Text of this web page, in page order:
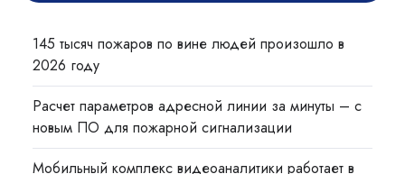
145 тысяч пожаров по вине людей произошло в
2026 году
Расчет параметров адресной линии за минуты – с
новым ПО для пожарной сигнализации
Мобильный комплекс видеоаналитики работает в